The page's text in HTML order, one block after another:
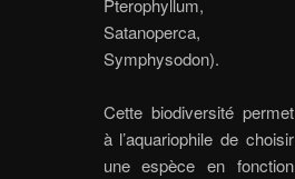
Pterophyllum,
Satanoperca,
Symphysodon).
Cette biodiversité permet
à l’aquariophile de choisir
une espèce en fonction